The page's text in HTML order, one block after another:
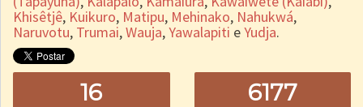
Khisêtjê, Kuikuro, Matipu, Mehinako, Nahukwá,
Naruvotu, Trumai,Wauja,Yawalapiti eYudja.
16 6177